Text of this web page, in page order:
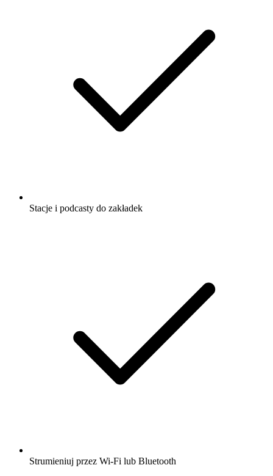
Stacje i podcasty do zakładek
Strumieniuj przez Wi-Fi lub Bluetooth